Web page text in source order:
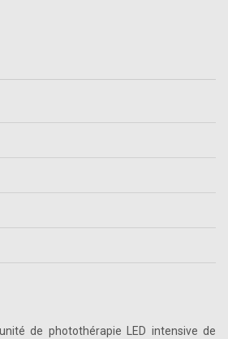
de photothérapie LED intensive de